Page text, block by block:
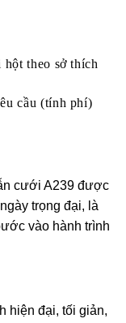
theo sở thích
cầu (tính phí)
cưới A239 được
trọng đại, là
vào hành trình
hiện đại, tối giản,